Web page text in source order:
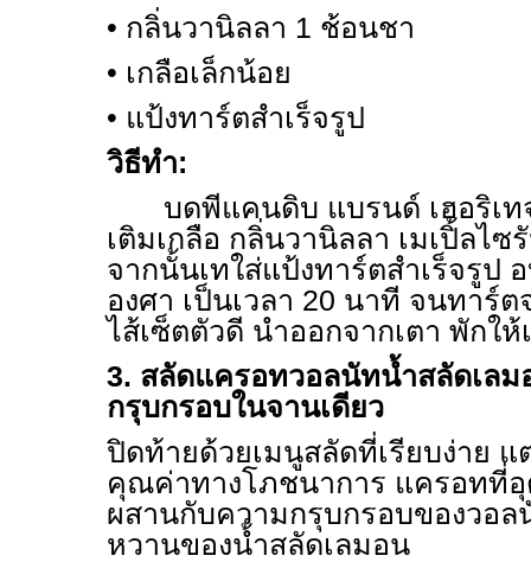
• กลิ่นวานิลลา 1 ช้อนชา
• เกลือเล็กน้อย
• แป้งทาร์ตสำเร็จรูป
วิธีทำ:
บดพีแคนดิบ แบรนด์ เฮอริเท
เติมเกลือ กลิ่นวานิลลา เมเปิ้ลไ
จากนั้นเทใส่แป้งทาร์ตสำเร็จรู
องศา เป็นเวลา 20 นาที จนทาร์ต
ไส้เซ็ตตัวดี นำออกจากเตา พักให้
3. สลัดแครอทวอลนัทน้ำสลัดเล
กรุบกรอบในจานเดียว
ปิดท้ายด้วยเมนูสลัดที่เรียบง่าย
คุณค่าทางโภชนาการ แครอทที่
ผสานกับความกรุบกรอบของวอล
หวานของน้ำสลัดเลมอน